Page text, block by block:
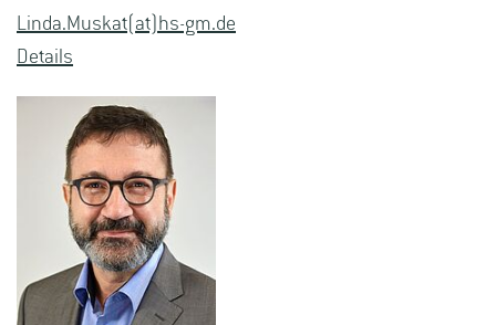
Linda.​Muskat(at)hs-​gm.​de
De­tails